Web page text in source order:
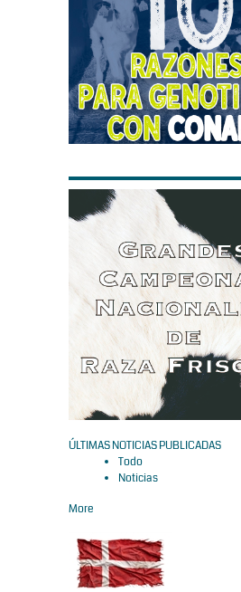
ÚLTIMAS NOTICIAS PUBLICADAS
Todo
Noticias
More